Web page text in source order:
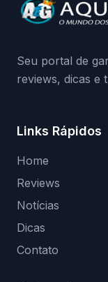
Seu portal de
reviews, dicas e
Links Rápidos
Home
Reviews
Notícias
Dicas
Contato